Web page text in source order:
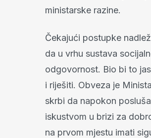
ministarske razine.
Čekajući postupke
da u vrhu sustava
odgovornost. Bio bi to
i riješiti. Obveza je
skrbi da napokon
iskustvom u brizi za
na prvom mjestu imati